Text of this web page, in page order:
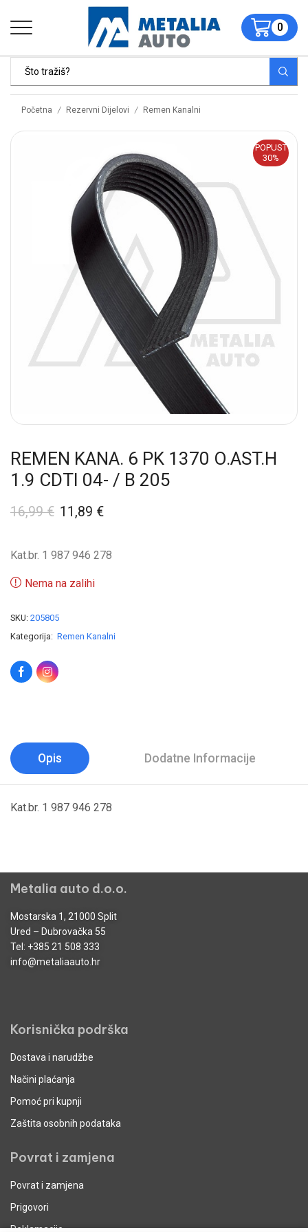
0
Početna / Rezervni Dijelovi / Remen Kanalni
POPUST
30%
REMEN KANA. 6 PK 1370 O.AST.H
1.9 CDTI 04- / B 205
16,99€ 11,89 €
Kat.br. 1 987 946 278
Nema na zalihi
SKU: 205805
Kategorija: Remen Kanalni
Opis Dodatne Informacije
Kat.br. 1 987 946 278
Metalia auto d.o.o.
Mostarska 1, 21000 Split
Ured – Dubrovačka 55
Tel: +385 21 508 333
info@metaliaauto.hr
Korisnička podrška
Dostava i narudžbe
Načini plaćanja
Pomoć pri kupnji
Zaštita osobnih podataka
Povrat i zamjena
Povrat i zamjena
Prigovori
Reklamacije